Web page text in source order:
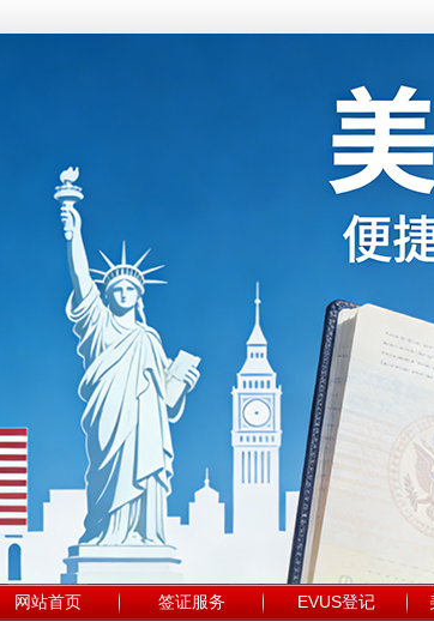
网站首页 签证服务 EVUS登记